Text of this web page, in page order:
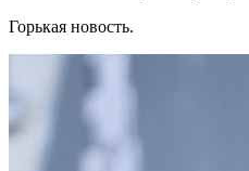
Горькая новость.